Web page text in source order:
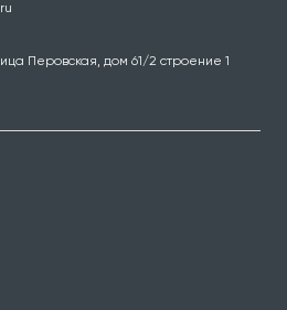
Перовская, дом 61/2 строение 1